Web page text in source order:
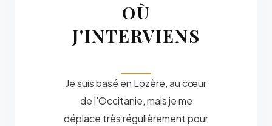
OÙ
J'INTERVIENS
Je suis basé en Lozère, au cœur
de l'Occitanie, mais je me
déplace très régulièrement pour